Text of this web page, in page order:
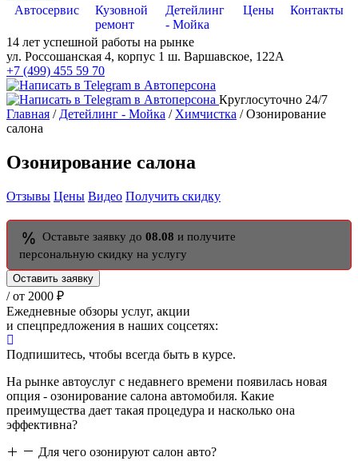
Автосервис
Кузовной
ремонт
Детейлинг
- Мойка
Цены Контакты
14 лет успешной работы на рынке
ул. Россошанская 4, корпус 1 ш. Варшавское, 122А
+7 (499) 455 59 70
Круглосуточно 24/7
Главная / Детейлинг - Мойка / Химчистка / Озонирование
салона
Озонирование салона
Отзывы Цены Видео Получить скидку
Оставьте заявку до 08.08 и получите
персональную скидку на услугу
Оставить заявку
/ от 2000 ₽
Ежедневные обзоры услуг, акции
и спецпредложения в наших соцсетях:
Подпишитесь, чтобы всегда быть в курсе.
На рынке автоуслуг с недавнего времени появилась новая
опция - озонирование салона автомобиля. Какие
преимущества дает такая процедура и насколько она
эффективна?
Для чего озонируют салон авто?